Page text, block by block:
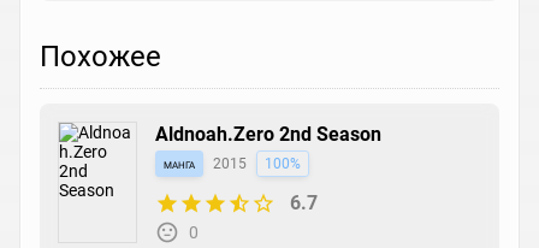
Похожее
Aldnoah.Zero 2nd Season
манга 2015 100%
6.7
0